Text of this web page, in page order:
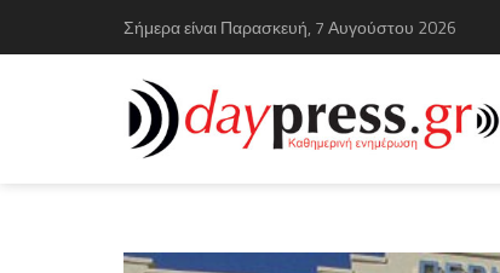
Σήμερα είναι Παρασκευή, 7 Αυγούστου 2026